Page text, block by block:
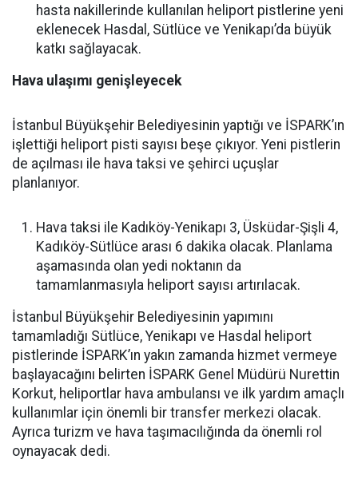
hasta nakillerinde kullanılan heliport pistlerine yeni
eklenecek Hasdal, Sütlüce ve Yenikapı’da büyük
katkı sağlayacak.
Hava ulaşımı genişleyecek
İstanbul Büyükşehir Belediyesinin yaptığı ve İSPARK’ın
işlettiği heliport pisti sayısı beşe çıkıyor. Yeni pistlerin
de açılması ile hava taksi ve şehirci uçuşlar
planlanıyor.
Hava taksi ile Kadıköy-Yenikapı 3, Üsküdar-Şişli 4,
Kadıköy-Sütlüce arası 6 dakika olacak. Planlama
aşamasında olan yedi noktanın da
tamamlanmasıyla heliport sayısı artırılacak.
İstanbul Büyükşehir Belediyesinin yapımını
tamamladığı Sütlüce, Yenikapı ve Hasdal heliport
pistlerinde İSPARK’ın yakın zamanda hizmet vermeye
başlayacağını belirten İSPARK Genel Müdürü Nurettin
Korkut, heliportlar hava ambulansı ve ilk yardım amaçlı
kullanımlar için önemli bir transfer merkezi olacak.
Ayrıca turizm ve hava taşımacılığında da önemli rol
oynayacak dedi.